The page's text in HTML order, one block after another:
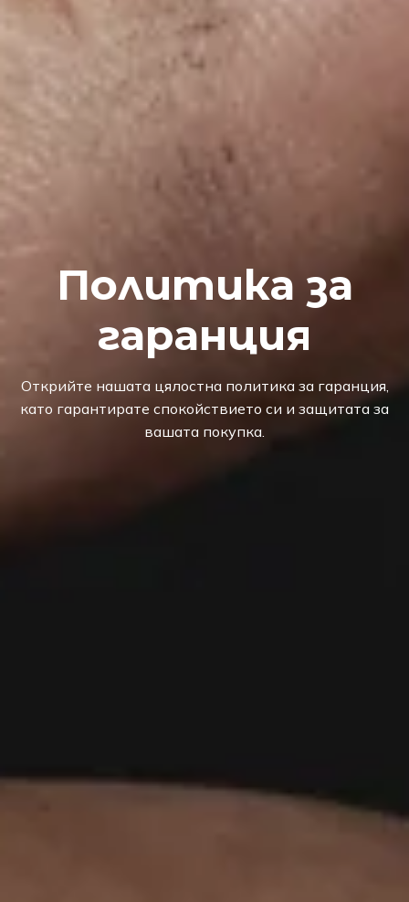
Политика за
гаранция
Открийте нашата цялостна политика за гаранция,
като гарантирате спокойствието си и защитата за
вашата покупка.